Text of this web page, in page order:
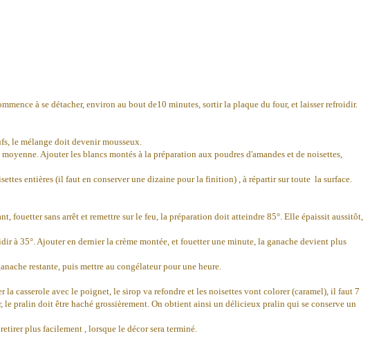
à se détacher, environ au bout de10 minutes, sortir la plaque du four, et laisser refroidir.
le mélange doit devenir mousseux.
Ajouter les blancs montés à la préparation aux poudres d'amandes et de noisettes,
entières (il faut en conserver une dizaine pour la finition) , à répartir sur toute la surface.
sans arrêt et remettre sur le feu, la préparation doit atteindre 85°. Elle épaissit aussitôt,
à 35°. Ajouter en dernier la crème montée, et fouetter une minute, la ganache devient plus
restante, puis mettre au congélateur pour une heure.
la casserole avec le poignet, le sirop va refondre et les noisettes vont colorer (caramel), il faut 7
pralin doit être haché grossièrement. On obtient ainsi un délicieux pralin qui se conserve un
plus facilement , lorsque le décor sera terminé.